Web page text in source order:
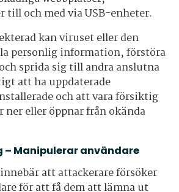
till och med via USB-enheter.
kan viruset eller den
personlig information, förstöra
sprida sig till andra anslutna
att ha uppdaterade
och att vara försiktig
ner eller öppnar från okända
– Manipulerar användare
att attackerare försöker
för att få dem att lämna ut